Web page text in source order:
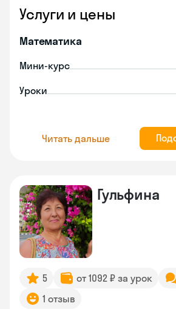
Услуги и цены
Математика
Мини-курс
Уроки
Читать дальше
Гульфина
5 от 1092 ₽ за урок
1 отзыв